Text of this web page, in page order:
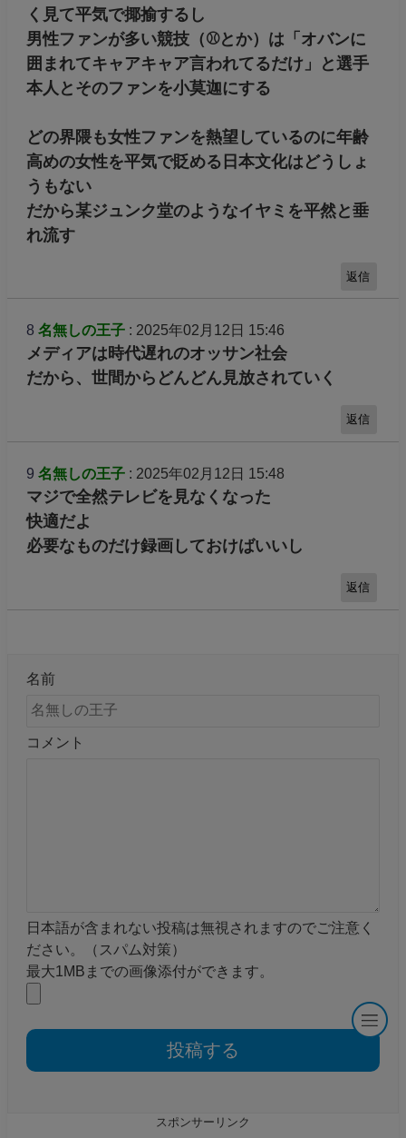
く見て平気で揶揄するし
男性ファンが多い競技（⚾️とか）は「オバンに
囲まれてキャアキャア言われてるだけ」と選手
本人とそのファンを小莫迦にする
どの界隈も女性ファンを熱望しているのに年齢
高めの女性を平気で貶める日本文化はどうしょ
うもない
だから某ジュンク堂のようなイヤミを平然と垂
れ流す
返信
8 名無しの王子: 2025年02月12日 15:46
メディアは時代遅れのオッサン社会
だから、世間からどんどん見放されていく
返信
9 名無しの王子: 2025年02月12日 15:48
マジで全然テレビを見なくなった
快適だよ
必要なものだけ録画しておけばいいし
返信
名前
コメント
最大1MBまでの画像添付ができます。
日本語が含まれない投稿は無視されますのでご注意く
ださい。（スパム対策）
スポンサーリンク